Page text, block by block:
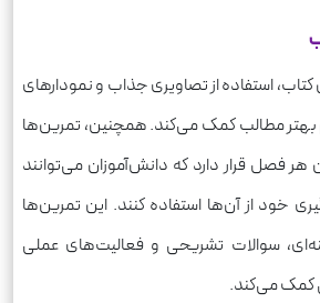
کتاب، استفاده از تصاویری جذاب و نمودارهای
مطالب کمک می‌کند. همچنین، تمرین‌ها
هر فصل قرار دارد که دانش‌آموزان می‌توانند
خود از آن‌ها استفاده کنند. این تمرین‌ها
سوالات تشریحی و فعالیت‌های عملی
کمک می‌کند.